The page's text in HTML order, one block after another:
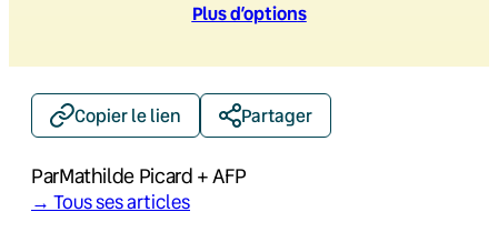
Plus d’options
Copier le lien Partager
ParMathilde Picard + AFP
→ Tous ses articles